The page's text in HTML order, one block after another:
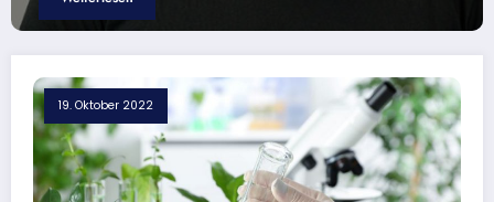
19. Oktober 2022